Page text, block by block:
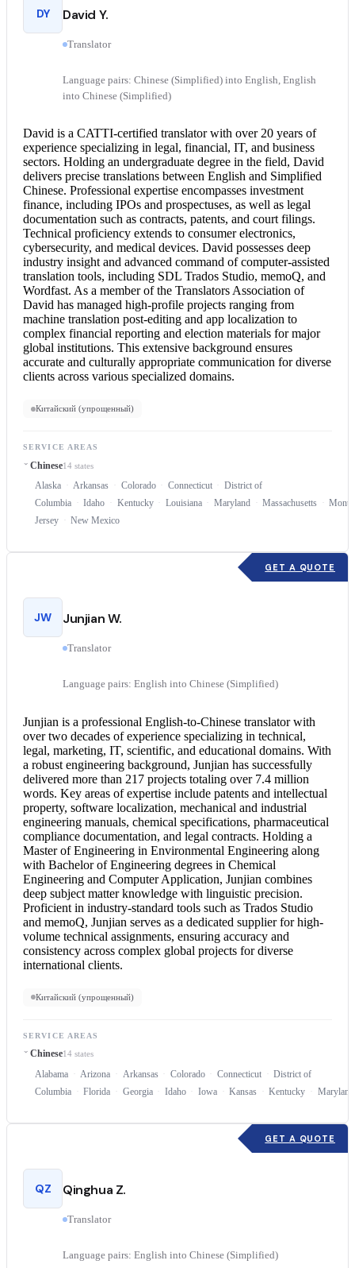
DY David Y.
Translator
Language pairs: Chinese (Simplified) into English, English
into Chinese (Simplified)
David is a CATTI-certified translatorwith over 20 years of
experience specializing in legal, financial, IT, and business
sectors. Holding an undergraduate degree in the field, David
delivers precise translations between English and Simplified
Chinese. Professional expertise encompasses investment
finance, including IPOs and prospectuses, as well as legal
documentation such as contracts, patents, and court filings.
Technical proficiency extends to consumer electronics,
cybersecurity, and medical devices. David possesses deep
industry insight and advanced command of computer-assisted
translation tools, including SDL Trados Studio, memoQ, and
Wordfast. As a member of the Translators Association of
David has managed high-profile projects ranging from
machine translation post-editing and app localization to
complex financial reporting and election materials for major
global institutions. This extensive background ensures
accurate and culturally appropriate communication for diverse
clients across various specialized domains.
Китайский (упрощенный)
SERVICE AREAS
Chinese14 states
Alaska Arkansas Colorado Connecticut
District of
Columbia
Idaho Kentucky Louisiana Maryland Massachusetts
Jersey
New Mexico
GET A QUOTE
JW Junjian W.
Translator
Language pairs: English into Chinese (Simplified)
Junjian is a professional English-to-Chinese translatorwith
over two decades of experience specializing in technical,
legal, marketing, IT, scientific, and educational domains. With
a robust engineering background, Junjian has successfully
delivered more than 217 projects totaling over 7.4 million
words. Key areas of expertise include patents and intellectual
property, software localization, mechanical and industrial
engineering manuals, chemical specifications, pharmaceutical
compliance documentation, and legal contracts. Holding a
Master of Engineering in Environmental Engineering along
with Bachelor of Engineering degrees in Chemical
Engineering and Computer Application, Junjian combines
deep subject matter knowledge with linguistic precision.
Proficient in industry-standard tools such as Trados Studio
and memoQ, Junjian serves as a dedicated supplier for high-
volume technical assignments, ensuring accuracy and
consistency across complex global projects for diverse
international clients.
Китайский (упрощенный)
SERVICE AREAS
Chinese14 states
Alabama Arizona Arkansas Colorado Connecticut
District of
Columbia
Florida Georgia Idaho Iowa Kansas Kentucky Maryland
GET A QUOTE
QZ Qinghua Z.
Translator
Language pairs: English into Chinese (Simplified)